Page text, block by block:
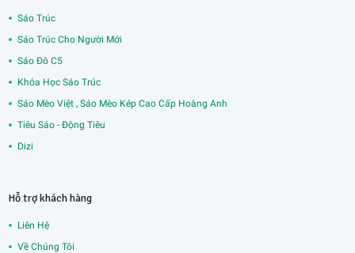
Sáo Trúc
Sáo Trúc Cho Người Mới
Sáo Đô C5
Khóa Học Sáo Trúc
Sáo Mèo Việt , Sáo Mèo Kép Cao Cấp Hoàng Anh
Tiêu Sáo - Động Tiêu
Dizi
Hỗ trợ khách hàng
Liên Hệ
Về Chúng Tôi